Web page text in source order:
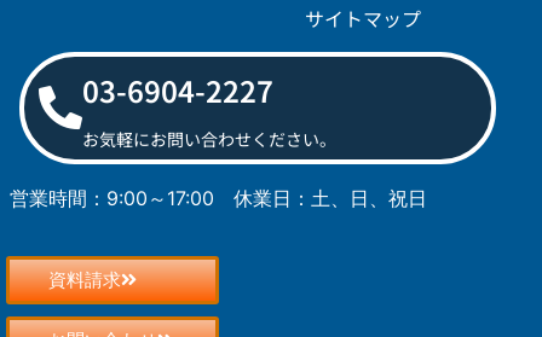
サイトマップ
03-6904-2227
お気軽にお問い合わせください。
営業時間：9:00～17:00 休業日：土、日、祝日
資料請求